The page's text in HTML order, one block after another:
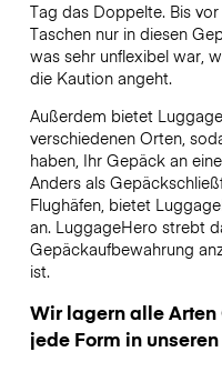
Tag das Doppelte. Bis
Taschen nur in diesen
was sehr unflexibel war,
die Kaution angeht.
Außerdem bietet
verschiedenen Orten,
haben, Ihr Gepäck an
Anders als
Flughäfen, bietet
an. LuggageHero strebt
Gepäckaufbewahrung
ist.
Wir lagern alle
jede Form in